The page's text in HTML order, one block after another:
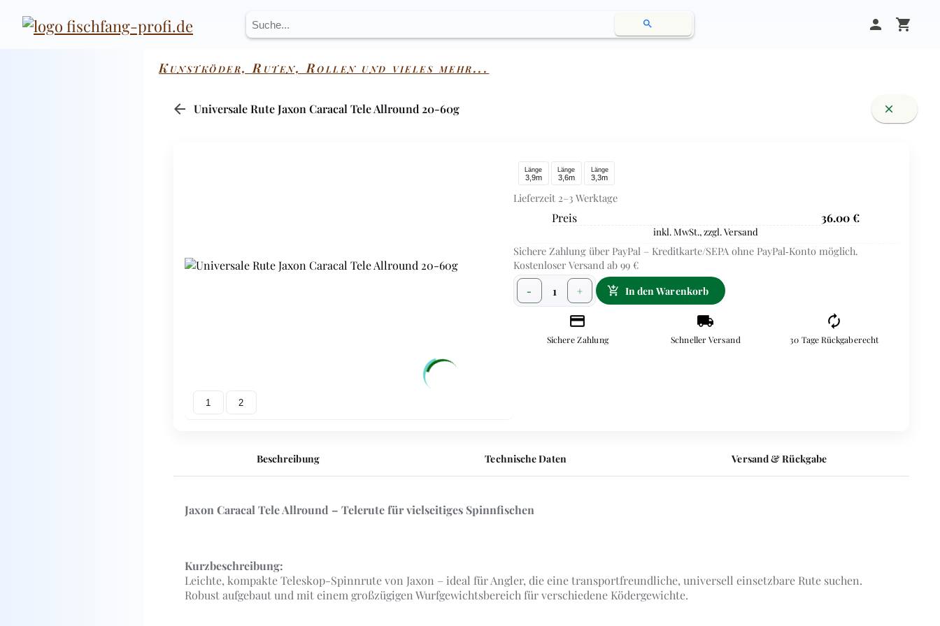
search person shopping_cart
Kunstköder, Ruten, Rollen und vieles mehr...
arrow_back Universale Rute Jaxon Caracal Tele Allround 20-60g close
1 2
Länge
3,9m
Länge
3,6m
Länge
3,3m
Lieferzeit 2–3 Werktage
Preis 36.00 €
inkl. MwSt., zzgl. Versand
Sichere Zahlung über PayPal – Kreditkarte/SEPA ohne PayPal‑Konto möglich.
Kostenloser Versand ab 99 €
- 1 + add_shopping_cart In den Warenkorb
credit_card
Sichere Zahlung
local_shipping
Schneller Versand
autorenew
30 Tage Rückgaberecht
Beschreibung Technische Daten Versand & Rückgabe
Jaxon Caracal Tele Allround – Telerute für vielseitiges Spinnfischen
Kurzbeschreibung:
Leichte, kompakte Teleskop-Spinnrute von Jaxon – ideal für Angler, die eine transportfreundliche, universell einsetzbare Rute suchen.
Robust aufgebaut und mit einem großzügigen Wurfgewichtsbereich für verschiedene Ködergewichte.